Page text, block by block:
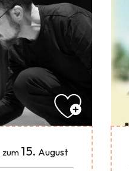
zum 15. August